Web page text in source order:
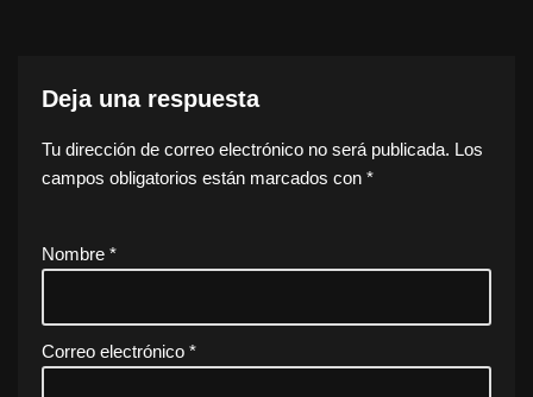
Deja una respuesta
Tu dirección de correo electrónico no será publicada. Los
campos obligatorios están marcados con *
Nombre *
Correo electrónico *